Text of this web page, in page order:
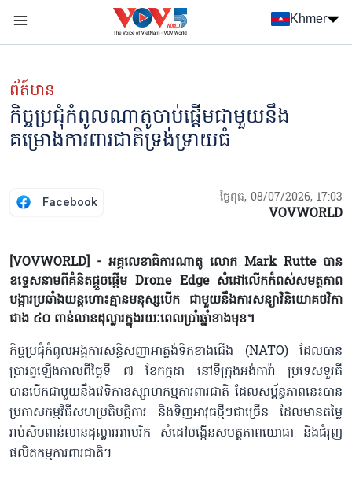
Nhảy đến nội dung
Khmer
ព័ត៍មាន
កិច្ចប្រជុំកំពូលណាតូចាប់ផ្តើមជាមួយនឹង
គម្រោងការពារជាតិទ្រង់ទ្រាយធំ
Facebook ថ្ងៃពុធ, 08/07/2026, 17:03
VOVWORLD
[VOVWORLD] - អគ្គលេខាធិការណាតូ លោក Mark Rutte បាន
ឧទ្ទេសនាមពីគំនិតផ្តួចផ្តើម Drone Edge សំដៅលើកកំពស់សមត្ថភាព
បង្ការប្រឆាំងយន្តហោះគ្មានមនុស្សបើក ជាមួយនឹងការសន្យាវិនិយោគថវិកា
ជាង ៤០ ពាន់លានដុល្លារក្នុងរយៈពេលប្រាំឆ្នាំខាងមុខ។
កិច្ចប្រជុំកំពូលអង្គការសន្ធិសញ្ញាអាត្លង់ទិកខាងជើង (NATO) ដែលបាន
ប្រារព្ធឡើងកាលពីថ្ងៃទី ៧ ខែកក្កដា នៅទីក្រុងអង់ការ៉ា ប្រទេសទួរគី
បានបើកជាមួយនឹងវេទិកាឧស្សាហកម្មការពារជាតិ ដែលសម្ព័ន្ធភាពនេះបាន
ប្រកាសកម្មវិធីសហប្រតិបត្តិការ និងទិញអាវុធថ្មីៗជាច្រើន ដែលមានតម្លៃ
រាប់សិបពាន់លានដុល្លារអាមេរិក សំដៅបង្កើនសមត្ថភាពយោធា និងជំរុញ
ផលិតកម្មការពារជាតិ។